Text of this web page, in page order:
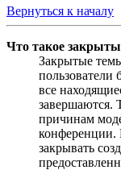
Вернуться к началу
Что такое
Закрытые
пользователи
все
завершаются.
причинам
конференции.
закрывать